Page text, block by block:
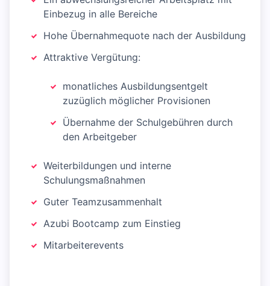
Einbezug in alle Bereiche
Hohe Übernahmequote nach der Ausbildung
Attraktive Vergütung:
monatliches Ausbildungsentgelt
zuzüglich möglicher Provisionen
Übernahme der Schulgebühren durch
den Arbeitgeber
Weiterbildungen und interne
Schulungsmaßnahmen
Guter Teamzusammenhalt
Azubi Bootcamp zum Einstieg
Mitarbeiterevents